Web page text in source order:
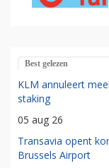
Best gelezen
KLM annuleert
staking
05 aug 26
Transavia opent
Brussels Airport